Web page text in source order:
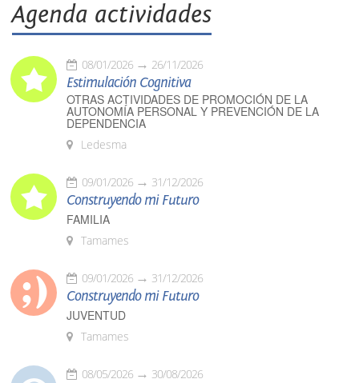
Agenda actividades
08/01/2026 26/11/2026
Estimulación Cognitiva
OTRAS ACTIVIDADES DE PROMOCIÓN DE LA
AUTONOMÍA PERSONAL Y PREVENCIÓN DE LA
DEPENDENCIA
Ledesma
09/01/2026 31/12/2026
Construyendo mi Futuro
FAMILIA
Tamames
09/01/2026 31/12/2026
Construyendo mi Futuro
JUVENTUD
Tamames
08/05/2026 30/08/2026